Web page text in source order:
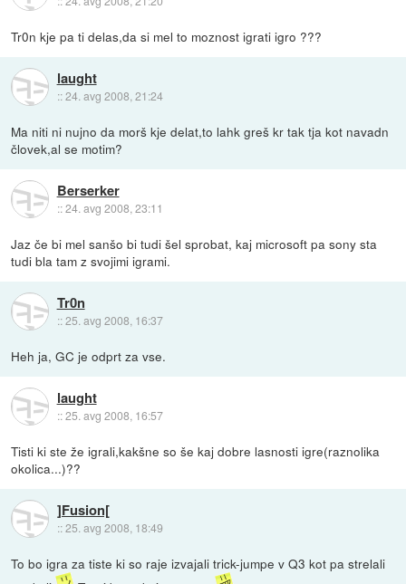
Tr0n kje pa ti delas,da si mel to moznost igrati igro ???
laught
::24. avg 2008, 21:24
Ma niti ni nujno da morš kje delat,to lahk greš kr tak tja kot navadn
človek,al se motim?
Berserker
::24. avg 2008, 23:11
Jaz če bi mel sanšo bi tudi šel sprobat, kaj microsoft pa sony sta
tudi bla tam z svojimi igrami.
Tr0n
::25. avg 2008, 16:37
Heh ja, GC je odprt za vse.
laught
::25. avg 2008, 16:57
Tisti ki ste že igrali,kakšne so še kaj dobre lasnosti igre(raznolika
okolica...)??
]Fusion[
::25. avg 2008, 18:49
To bo igra za tiste ki so raje izvajali trick-jumpe v Q3 kot pa strelali